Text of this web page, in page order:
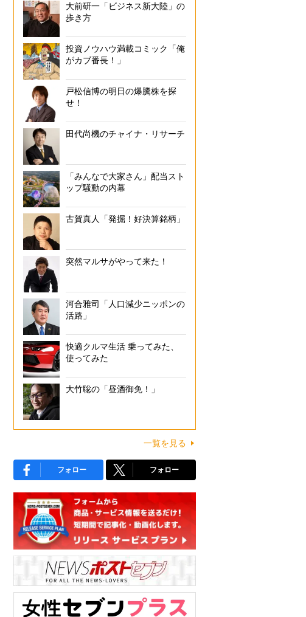
大前研一「ビジネス新大陸」の
歩き方
投資ノウハウ満載コミック「俺
がカブ番長！」
戸松信博の明日の爆騰株を探
せ！
田代尚機のチャイナ・リサーチ
「みんなで大家さん」配当スト
ップ騒動の内幕
古賀真人「発掘！好決算銘柄」
突然マルサがやって来た！
河合雅司「人口減少ニッポンの
活路」
快適クルマ生活 乗ってみた、
使ってみた
大竹聡の「昼酒御免！」
一覧を見る
フォロー フォロー